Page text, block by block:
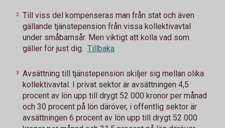
2
Till viss del kompenseras man från stat och även
gällande tjänstepension från vissa kollektivavtal
under småbarnsår. Men viktigt att kolla vad som
gäller för just dig. Tillbaka
3
Avsättning till tjänstepension skiljer sig mellan olika
kollektivavtal. I privat sektor är avsättningen 4,5
procent av lön upp till drygt 52 000 kronor per månad
och 30 procent på lön däröver, i offentlig sektor är
avsättningen 6 procent av lön upp till drygt 52 000